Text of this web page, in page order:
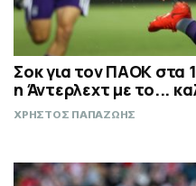
Σοκ για τον ΠΑΟΚ στα
η Άντερλεχτ με το...
ΧΡΗΣΤΟΣ ΠΑΠΑΖΩΗΣ